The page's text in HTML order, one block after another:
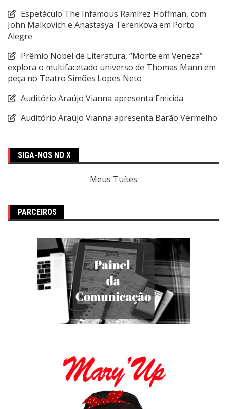
Espetáculo The Infamous Ramírez Hoffman, com
John Malkovich e Anastasya Terenkova em Porto
Alegre
Prêmio Nobel de Literatura, “Morte em Veneza”
explora o multifacetado universo de Thomas Mann em
peça no Teatro Simões Lopes Neto
Auditório Araújo Vianna apresenta Emicida
Auditório Araújo Vianna apresenta Barão Vermelho
SIGA-NOS NO X
Meus Tuítes
PARCEIROS